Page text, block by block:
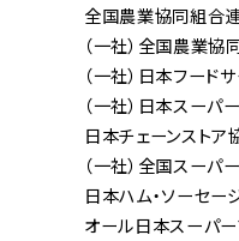
全国農業協同組合
（一社）全国農業
（一社）日本フード
（一社）日本スーパ
日本チェーンストア
（一社）全国スーパ
日本ハム・ソーセ
オール日本スーパ